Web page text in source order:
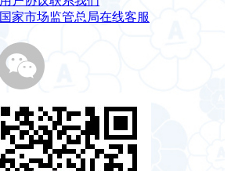
国家市场监管总局在线客服